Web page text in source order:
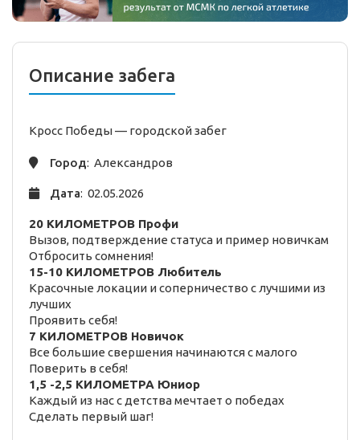
Описание забега
Кросс Победы — городскойзабег
Город: Александров
Дата: 02.05.2026
20 КИЛОМЕТРОВ Профи
Вызов, подтверждение статуса и пример новичкам
Отбросить сомнения!
15-10 КИЛОМЕТРОВ Любитель
Красочные локации и соперничество с лучшими из
лучших
Проявить себя!
7 КИЛОМЕТРОВ Новичок
Все большие свершения начинаются с малого
Поверить в себя!
1,5 -2,5 КИЛОМЕТРА Юниор
Каждый из нас с детства мечтает о победах
Сделать первый шаг!